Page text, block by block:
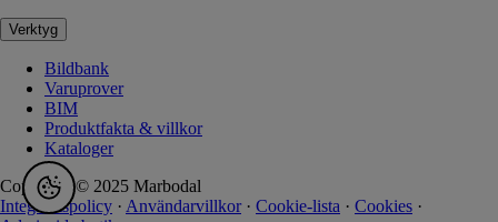
Verktyg
Bildbank
Varuprover
BIM
Produktfakta & villkor
Kataloger
Copyright © 2025 Marbodal
Integritetspolicy · Användarvillkor · Cookie-lista · Cookies ·